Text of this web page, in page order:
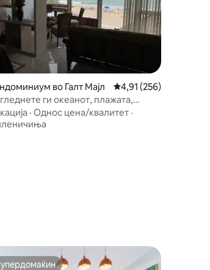
од 5, 188 рецензии
во Галт Мајл Просечна оцена:
4,91 (256)
ги океанот, плажата,
и колибата Тики од вашата
· Однос цена/квалитет ·